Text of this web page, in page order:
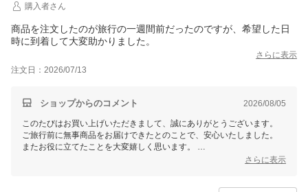
購入者さん
商品を注文したのが旅行の一週間前だったのですが、希望した日
時に到着して大変助かりました。
さらに表示
注文日：2026/07/13
ショップからのコメント 2026/08/05
このたびはお買い上げいただきまして、誠にありがとうございます。
ご旅行前に無事商品をお届けできたとのことで、安心いたしました。
またお役に立てたことを大変嬉しく思います。
これからも迅速で確実な配送を心がけてまいりますので、またのご利用
さらに表示